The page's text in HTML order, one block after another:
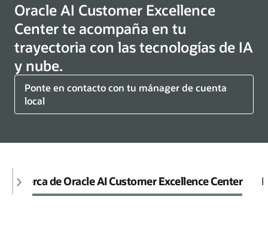
Oracle AI Customer Excellence
Center te acompaña en tu
trayectoria con las tecnologías de IA
y nube.
Ponte en contacto con tu mánager de cuenta
local
Acerca de Oracle AI Customer Excellence Center